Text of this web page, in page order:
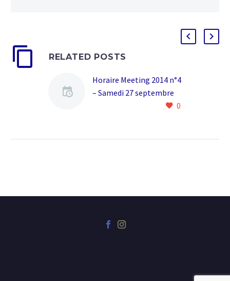
RELATED POSTS
Horaire Meeting 2014 n°4
– Samedi 27 septembre
0